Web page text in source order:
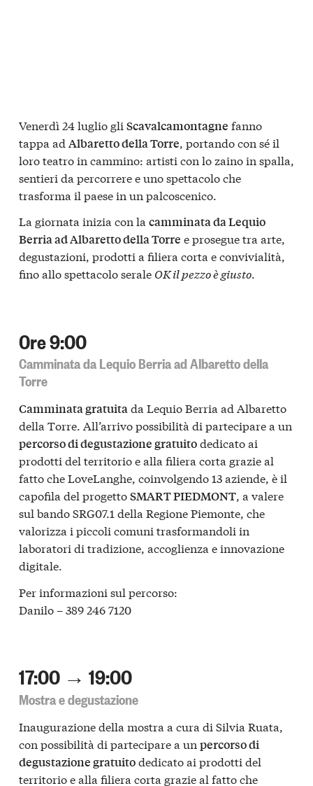
Venerdì 24 luglio gli Scavalcamontagne fanno
tappa ad Albaretto della Torre, portando con sé il
loro teatro in cammino: artisti con lo zaino in spalla,
sentieri da percorrere e uno spettacolo che
trasforma il paese in un palcoscenico.
La giornata inizia con la camminata da Lequio
Berria ad Albaretto della Torre e prosegue tra arte,
degustazioni, prodotti a filiera corta e convivialità,
fino allo spettacolo serale OK il pezzo è giusto.
Ore 9:00
Camminata da Lequio Berria ad Albaretto della
Torre
Camminata gratuitada Lequio Berria ad Albaretto
della Torre. All’arrivo possibilità di partecipare a un
percorso di degustazione gratuitodedicato ai
prodotti del territorio e alla filiera corta grazie al
fatto che LoveLanghe, coinvolgendo 13 aziende, è il
capofila del progettoSMART PIEDMONT, a valere
sul bando SRG07.1 della Regione Piemonte, che
valorizza i piccoli comuni trasformandoli in
laboratori di tradizione, accoglienza e innovazione
digitale.
Per informazioni sul percorso:
Danilo – 389 246 7120
17:00 → 19:00
Mostra e degustazione
Inaugurazione della mostra a cura di Silvia Ruata,
con possibilità di partecipare a un percorso di
degustazione gratuitodedicato ai prodotti del
territorio e alla filiera corta grazie al fatto che